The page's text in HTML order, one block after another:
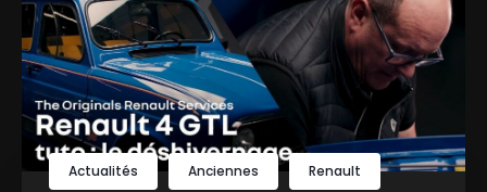
Actualités Anciennes Renault